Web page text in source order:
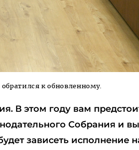
к обновленному.
В этом году вам
Собрания и
зависеть исполнение